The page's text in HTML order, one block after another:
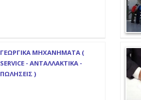
ΓΕΩΡΓΙΚΑ ΜΗΧΑΝΗΜΑΤΑ (
SERVICE - ΑΝΤΑΛΛΑΚΤΙΚΑ -
ΠΩΛΗΣΕΙΣ )